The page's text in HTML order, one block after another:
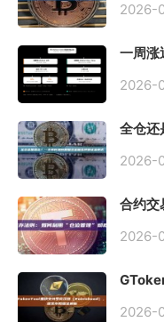
2026-
一周
2026-
全仓还
2026-
合约交
2026-
2026-